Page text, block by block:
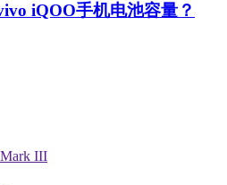
iQOO手机电池容量？